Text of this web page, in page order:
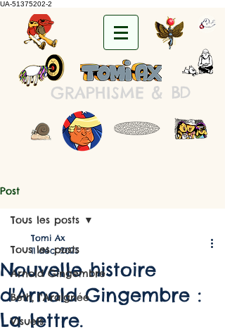
UA-51375202-2
GRAPHISME & BD
Post
Tous les posts
Arnold Gingembre
Beth, l'Araignée
Visuels
Tous les posts
Nouvelle histoire
d'Arnold Gingembre :
La lettre.
Tomi Ax
11 déc. 2025